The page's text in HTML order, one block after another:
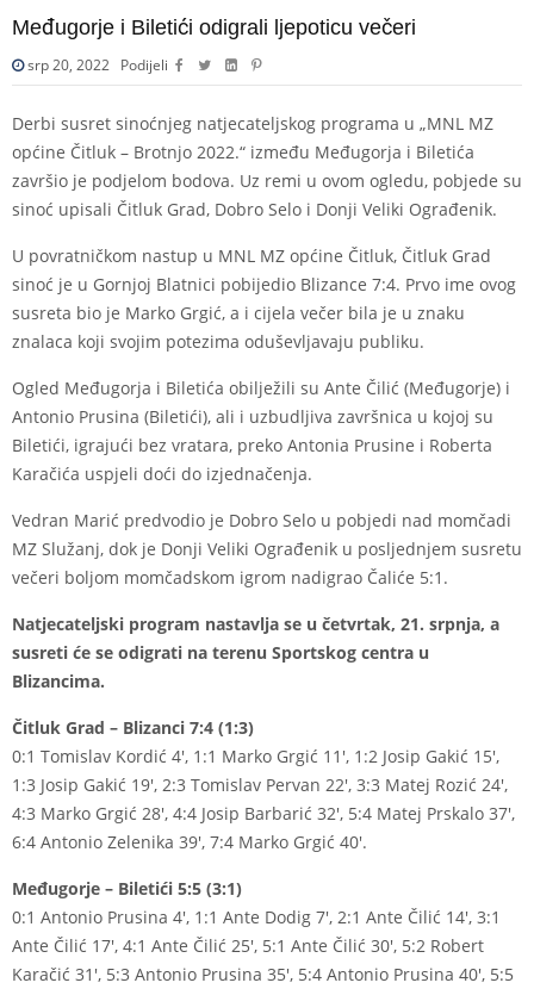
Međugorje i Biletići odigrali ljepoticu večeri
srp 20, 2022 Podijeli
Derbi susret sinoćnjeg natjecateljskog programa u „MNL MZ
općine Čitluk – Brotnjo 2022.“ između Međugorja i Biletića
završio je podjelom bodova. Uz remi u ovom ogledu, pobjede su
sinoć upisali Čitluk Grad, Dobro Selo i Donji Veliki Ograđenik.
U povratničkom nastup u MNL MZ općine Čitluk, Čitluk Grad
sinoć je u Gornjoj Blatnici pobijedio Blizance 7:4. Prvo ime ovog
susreta bio je Marko Grgić, a i cijela večer bila je u znaku
znalaca koji svojim potezima oduševljavaju publiku.
Ogled Međugorja i Biletića obilježili su Ante Čilić (Međugorje) i
Antonio Prusina (Biletići), ali i uzbudljiva završnica u kojoj su
Biletići, igrajući bez vratara, preko Antonia Prusine i Roberta
Karačića uspjeli doći do izjednačenja.
Vedran Marić predvodio je Dobro Selo u pobjedi nad momčadi
MZ Služanj, dok je Donji Veliki Ograđenik u posljednjem susretu
večeri boljom momčadskom igrom nadigrao Čaliće 5:1.
Natjecateljski program nastavlja se u četvrtak, 21. srpnja, a
susreti će se odigrati na terenu Sportskog centra u
Blizancima.
Čitluk Grad – Blizanci 7:4 (1:3)
0:1 Tomislav Kordić 4′, 1:1 Marko Grgić 11′, 1:2 Josip Gakić 15′,
1:3 Josip Gakić 19′, 2:3 Tomislav Pervan 22′, 3:3 Matej Rozić 24′,
4:3 Marko Grgić 28′, 4:4 Josip Barbarić 32′, 5:4 Matej Prskalo 37′,
6:4 Antonio Zelenika 39′, 7:4 Marko Grgić 40′.
Međugorje – Biletići 5:5 (3:1)
0:1 Antonio Prusina 4′, 1:1 Ante Dodig 7′, 2:1 Ante Čilić 14′, 3:1
Ante Čilić 17′, 4:1 Ante Čilić 25′, 5:1 Ante Čilić 30′, 5:2 Robert
Karačić 31′, 5:3 Antonio Prusina 35′, 5:4 Antonio Prusina 40′, 5:5